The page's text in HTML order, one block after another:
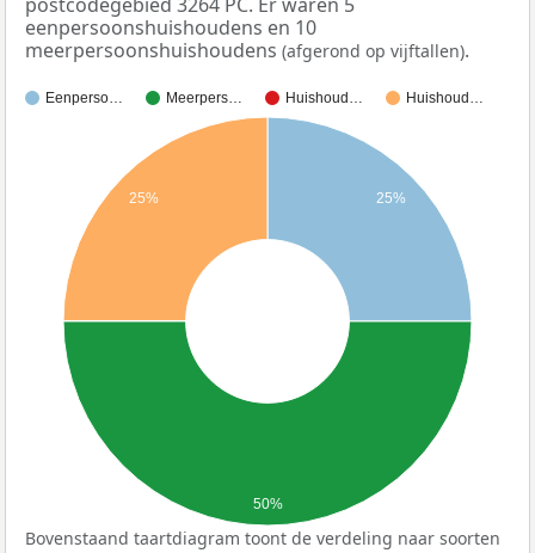
eenpersoonshuishoudens en 10
meerpersoonshuishoudens (afgerond op vijftallen).
Eenperso… Meerpers… Huishoud… Huishoud…
25%
25%
50%
Bovenstaand taartdiagram toont de verdeling naar soorten